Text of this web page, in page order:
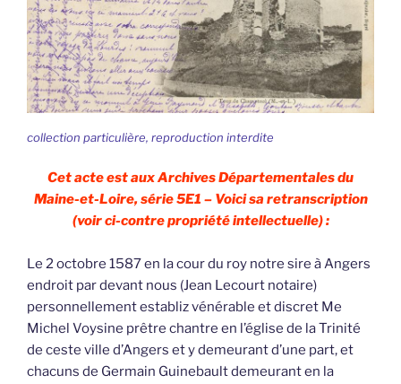
collection particulière, reproduction interdite
Cet acte est aux Archives Départementales du
Maine-et-Loire, série 5E1 – Voici sa retranscription
(voir ci-contre propriété intellectuelle) :
Le 2 octobre 1587 en la cour du roy notre sire à Angers
endroit par devant nous (Jean Lecourt notaire)
personnellement establiz vénérable et discret Me
Michel Voysine prêtre chantre en l’église de la Trinité
de ceste ville d’Angers et y demeurant d’une part, et
chacuns de Germain Guinebault demeurant en la